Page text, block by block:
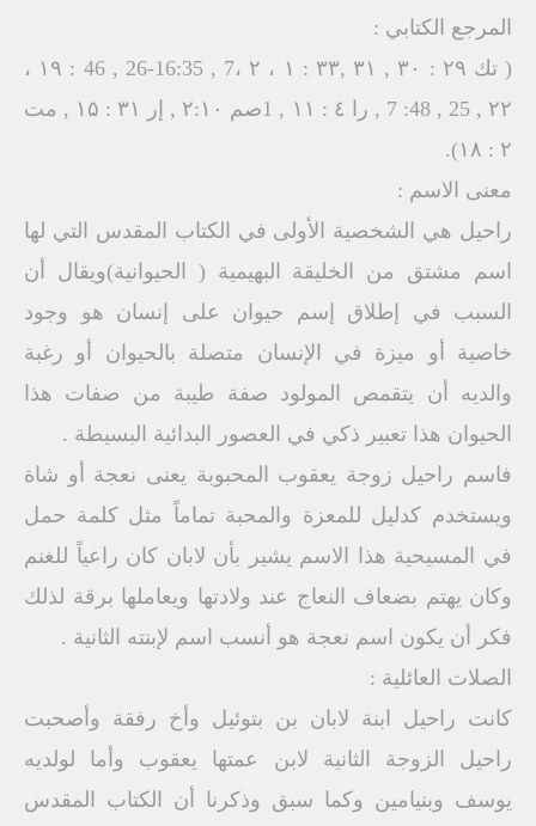
المرجع الكتابي :
( تك ۲۹ : ۳۰ , ۳۱ ,۳۳ : ۱ ، ۲ ،7 , 16:35-26 , 46 : ١٩ ،
۲۲ , 25 , 48: 7 , را ٤ : ١١ , 1صم ۲:۱۰ , إر ۳۱ : ۱۵ , مت
۲ : ۱۸).
معنى الاسم :
راحيل هي الشخصية الأولى في الكتاب المقدس التي لها
اسم مشتق من الخليقة البهيمية ( الحيوانية)ويقال أن
السبب في إطلاق إسم حيوان على إنسان هو وجود
خاصية أو ميزة في الإنسان متصلة بالحيوان أو رغبة
والديه أن يتقمص المولود صفة طيبة من صفات هذا
الحيوان هذا تعبير ذكي في العصور البدائية البسيطة .
فاسم راحيل زوجة يعقوب المحبوبة يعنى نعجة أو شاة
ويستخدم كدليل للمعزة والمحبة تماماً مثل كلمة حمل
في المسيحية هذا الاسم يشير بأن لابان كان راعياً للغنم
وكان يهتم بضعاف النعاج عند ولادتها ويعاملها برقة لذلك
فكر أن يكون اسم نعجة هو أنسب اسم لإبنته الثانية .
الصلات العائلية :
كانت راحيل ابنة لابان بن بتوئيل وأخ رفقة وأصحبت
راحيل الزوجة الثانية لابن عمتها يعقوب وأما لولديه
يوسف وبنيامين وكما سبق وذكرنا أن الكتاب المقدس